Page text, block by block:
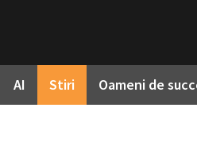
AI Stiri Oameni de